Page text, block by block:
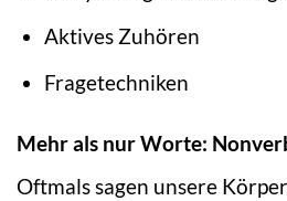
Aktives Zuhören
Fragetechniken
Mehr als nur Worte:
Oftmals sagen unsere